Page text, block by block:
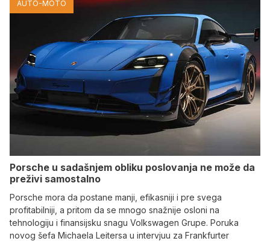
AUTO-MOTO
Porsche u sadašnjem obliku poslovanja ne može da
preživi samostalno
Porsche mora da postane manji, efikasniji i pre svega
profitabilniji, a pritom da se mnogo snažnije osloni na
tehnologiju i finansijsku snagu Volkswagen Grupe. Poruka
novog šefa Michaela Leitersa u intervjuu za Frankfurter